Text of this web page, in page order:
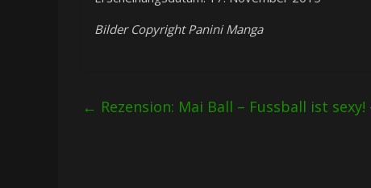
Bilder Copyright Panini Manga
← Rezension: Mai Ball – Fussball ist